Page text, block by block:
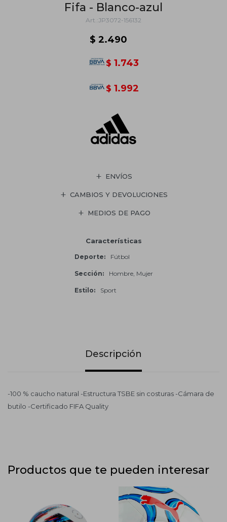
Fifa - Blanco-azul
JP3072-156132
$ 2.490
$ 1.743
$ 1.992
ENVÍOS
CAMBIOS Y DEVOLUCIONES
MEDIOS DE PAGO
Características
Deporte Fútbol
Sección Hombre, Mujer
Estilo Sport
Descripción
-100 % caucho natural -Estructura TSBE sin costuras -Cámara de
butilo -Certificado FIFA Quality
Productos que te pueden interesar